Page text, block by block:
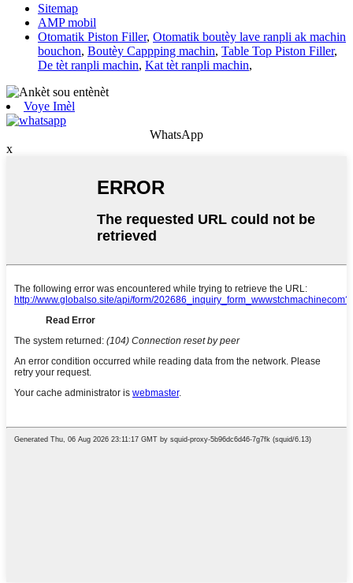
Sitemap
AMP mobil
Otomatik Piston Filler, Otomatik boutèy lave ranpli ak machin
bouchon, Boutèy Cappping machin, Table Top Piston Filler,
De tèt ranpli machin, Kat tèt ranpli machin,
Voye Imèl
WhatsApp
x